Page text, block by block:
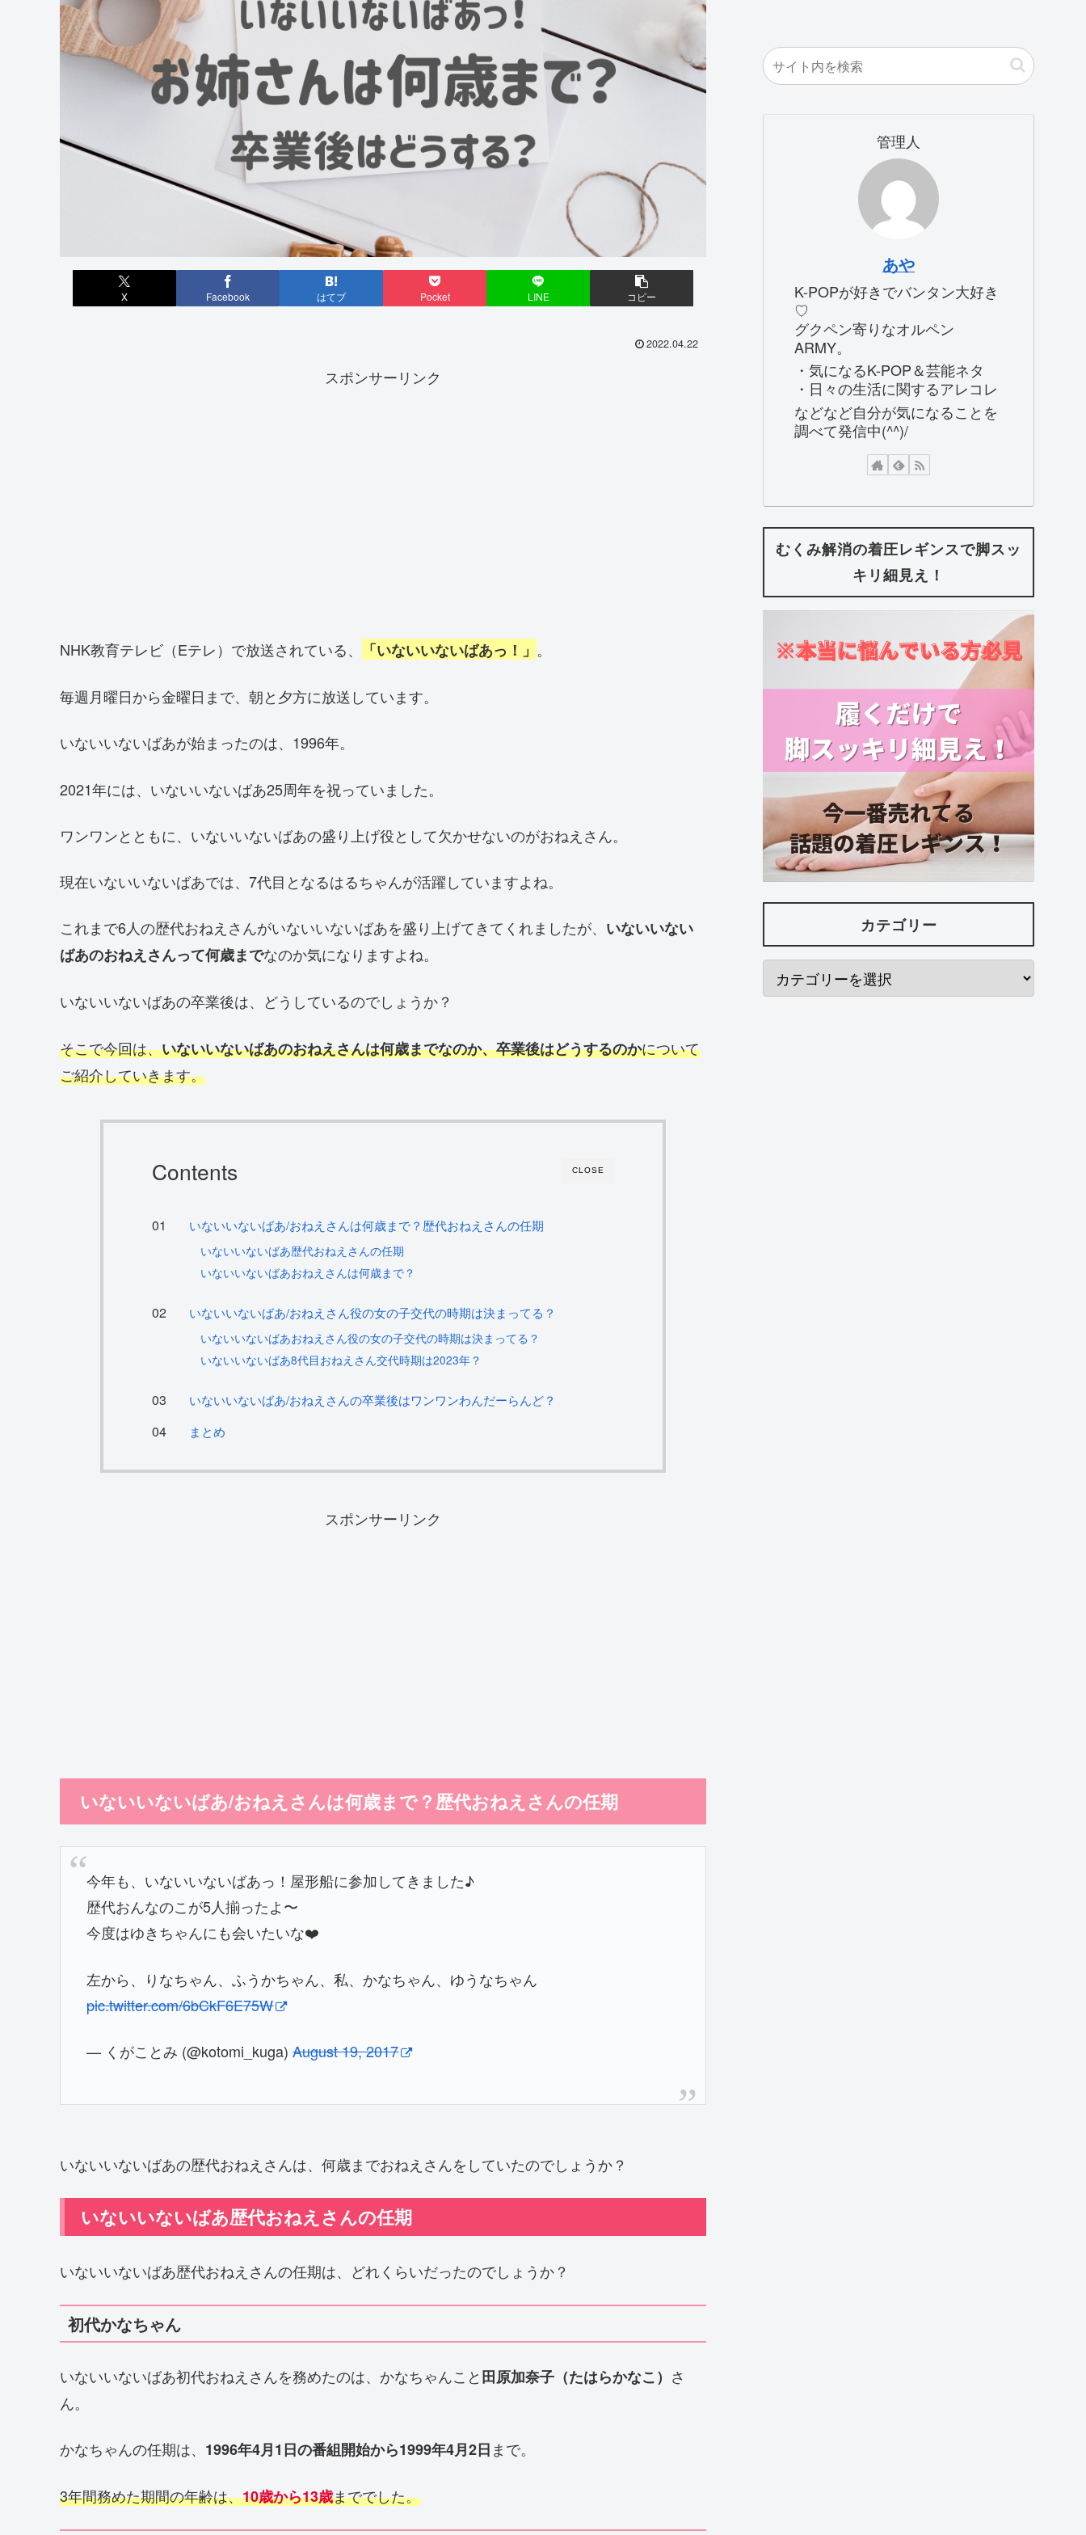
X Facebook はてブ Pocket LINE コピー
2022.04.22
スポンサーリンク
NHK教育テレビ（Eテレ）で放送されている、 「いないいないばあっ！」 。
毎週月曜日から金曜日まで、朝と夕方に放送しています。
いないいないばあが始まったのは、1996年。
2021年には、いないいないばあ25周年を祝っていました。
ワンワンとともに、いないいないばあの盛り上げ役として欠かせないのがおねえさん。
現在いないいないばあでは、7代目となるはるちゃんが活躍していますよね。
これまで6人の歴代おねえさんがいないいないばあを盛り上げてきてくれましたが、 いないいない
ばあのおねえさんって何歳までなのか気になりますよね。
いないいないばあの卒業後は、どうしているのでしょうか？
そこで今回は、いないいないばあのおねえさんは何歳までなのか、卒業後はどうするのかについて
ご紹介していきます。
CLOSE
Contents
いないいないばあ/おねえさんは何歳まで？歴代おねえさんの任期
いないいないばあ歴代おねえさんの任期
いないいないばあおねえさんは何歳まで？
いないいないばあ/おねえさん役の女の子交代の時期は決まってる？
いないいないばあおねえさん役の女の子交代の時期は決まってる？
いないいないばあ8代目おねえさん交代時期は2023年？
いないいないばあ/おねえさんの卒業後はワンワンわんだーらんど？
まとめ
スポンサーリンク
いないいないばあ/おねえさんは何歳まで？歴代おねえさんの任期
今年も、いないいないばあっ！屋形船に参加してきました♪
歴代おんなのこが5人揃ったよ〜
今度はゆきちゃんにも会いたいな❤️
左から、りなちゃん、ふうかちゃん、私、かなちゃん、ゆうなちゃん
pic.twitter.com/6bCkF6E75W
— くがことみ (@kotomi_kuga)August 19, 2017
いないいないばあの歴代おねえさんは、何歳までおねえさんをしていたのでしょうか？
いないいないばあ歴代おねえさんの任期
いないいないばあ歴代おねえさんの任期は、どれくらいだったのでしょうか？
初代かなちゃん
いないいないばあ初代おねえさんを務めたのは、かなちゃんこと田原加奈子（たはらかなこ） さ
ん。
かなちゃんの任期は、 1996年4月1日の番組開始から1999年4月2日 まで。
3年間務めた期間の年齢は、10歳から13歳まででした。
管理人
あや
K-POPが好きでバンタン大好き
♡
グクペン寄りなオルペン
ARMY。
・気になるK-POP＆芸能ネタ
・日々の生活に関するアレコレ
などなど自分が気になることを
調べて発信中(^^)/
むくみ解消の着圧レギンスで脚スッ
キリ細見え！
カテゴリー